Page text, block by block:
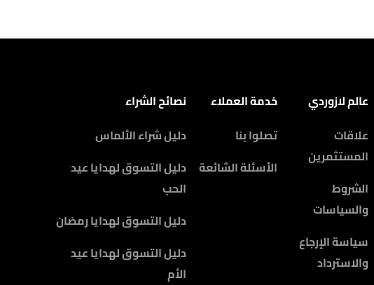
عالم لازوردي
علاقات
المستثمرين
الشروط
والسياسات
سياسة الإرجاع
والاسترداد
خدمة العملاء
تصلوا بنا
الأسئلة الشائعة
نصائح الشراء
دليل شراء الألماس
دليل التسوق لهدايا عيد
الحب
دليل التسوق لهدايا رمضان
دليل التسوق لهدايا عيد
الأم